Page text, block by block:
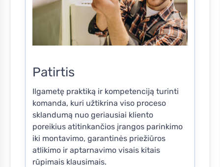
Patirtis
Ilgametę praktiką ir kompetenciją turinti
komanda, kuri užtikrina viso proceso
sklandumą nuo geriausiai kliento
poreikius atitinkančios įrangos parinkimo
iki montavimo, garantinės priežiūros
atlikimo ir aptarnavimo visais kitais
rūpimais klausimais.